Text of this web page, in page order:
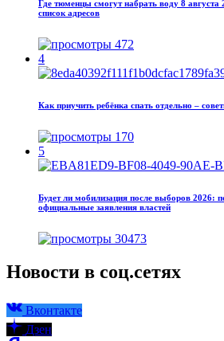
Где тюменцы смогут набрать воду 8
список адресов
472
4
Как приучить ребёнка спать отдельно –
170
5
Будет ли мобилизация после выборов 2026:
официальные заявления властей
30473
Новости в соц.сетях
Вконтакте
Дзен